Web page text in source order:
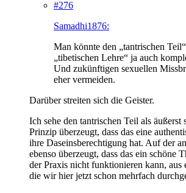
#276
Samadhi1876:
Man könnte den „tantrischen
„tibetischen Lehre“ ja auch
Und zukünftigen sexuellen
eher vermeiden.
Darüber streiten sich die Geister.
Ich sehe den tantrischen Teil als
Prinzip überzeugt, dass das eine
ihre Daseinsberechtigung hat. Auf der
ebenso überzeugt, dass das ein schöne
der Praxis nicht funktionieren kann, aus
die wir hier jetzt schon mehrfach